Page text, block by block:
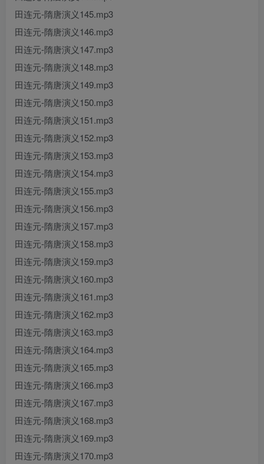
田连元-隋唐演义145.mp3
田连元-隋唐演义146.mp3
田连元-隋唐演义147.mp3
田连元-隋唐演义148.mp3
田连元-隋唐演义149.mp3
田连元-隋唐演义150.mp3
田连元-隋唐演义151.mp3
田连元-隋唐演义152.mp3
田连元-隋唐演义153.mp3
田连元-隋唐演义154.mp3
田连元-隋唐演义155.mp3
田连元-隋唐演义156.mp3
田连元-隋唐演义157.mp3
田连元-隋唐演义158.mp3
田连元-隋唐演义159.mp3
田连元-隋唐演义160.mp3
田连元-隋唐演义161.mp3
田连元-隋唐演义162.mp3
田连元-隋唐演义163.mp3
田连元-隋唐演义164.mp3
田连元-隋唐演义165.mp3
田连元-隋唐演义166.mp3
田连元-隋唐演义167.mp3
田连元-隋唐演义168.mp3
田连元-隋唐演义169.mp3
田连元-隋唐演义170.mp3